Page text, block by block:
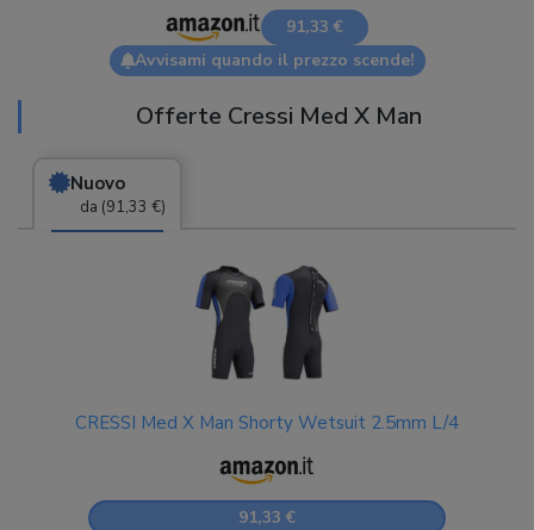
91,33 €
Avvisami quando il prezzo scende!
Offerte Cressi Med X Man
Nuovo
da (91,33 €)
CRESSI Med X Man Shorty Wetsuit 2.5mm L/4
91,33 €